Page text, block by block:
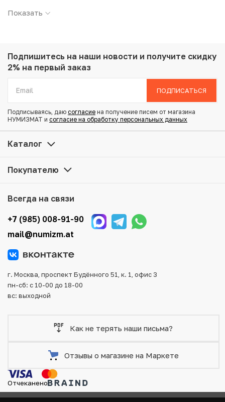
Металл: Биметалл
Вес: 11.87 г
Состояние: AU
Купить 1 миллион лир 2003 года Турция «535 лет
Стамбульскому монетному двору — 18 декабря» по
привлекательной цене можно в нашем интернет-
наличии на нашем складе.
того, возможен самовывоз товара из офиса магазина.
Для вашего удобства представлены несколько способов
оплаты и доставки заказа. Все отправления надежно и
тщательно упаковываются, что исключает возможность
Показать
Подпишитесь на наши новости и получите скидку
2% на первый заказ
ПОДПИСАТЬСЯ
Подписываясь, даю согласие на получение писем от магазина
НУМИЗМАТ и согласие на обработку персональных данных
Каталог
Покупателю
Всегда на связи
+7 (985) 008-91-90
mail@numizm.at
г. Москва, проспект Будённого 51, к. 1, офис 3
пн-сб: с 10-00 до 18-00
вс: выходной
Как не терять наши письма?
Отзывы о магазине на Маркете
Отчеканено